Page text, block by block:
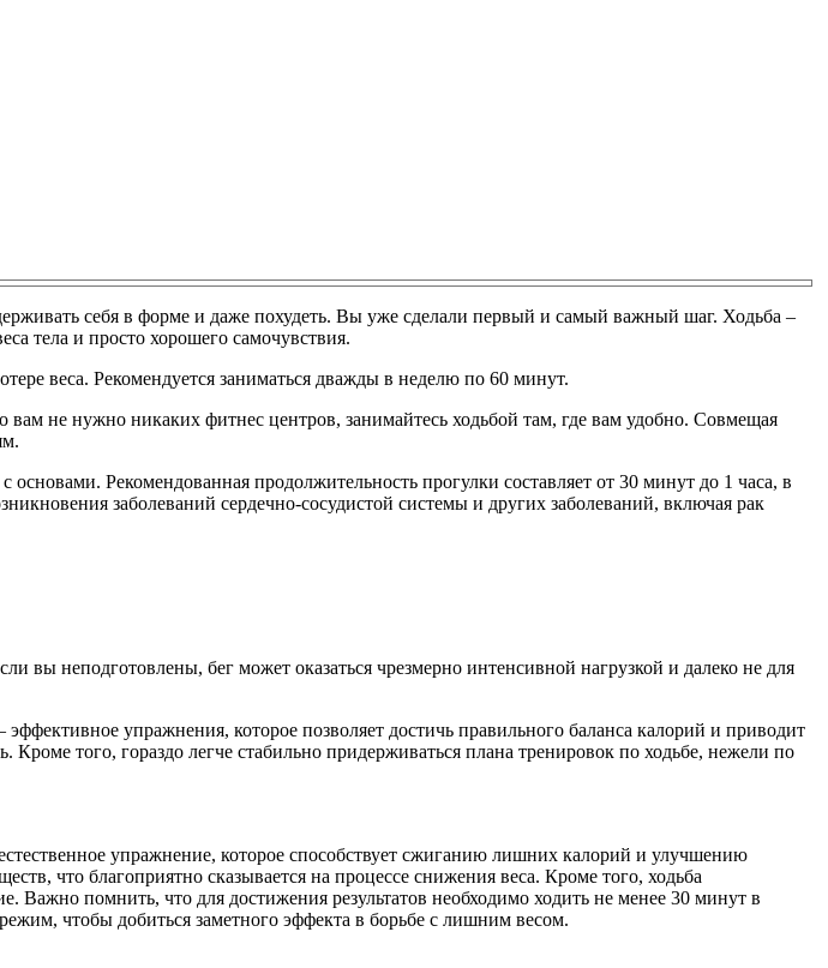
себя в форме и даже похудеть. Вы уже сделали первый и самый важный шаг. Ходьба –
тела и просто хорошего самочувствия.
веса. Рекомендуется заниматься дважды в неделю по 60 минут.
вам не нужно никаких фитнес центров, занимайтесь ходьбой там, где вам удобно. Совмещая
Рекомендованная продолжительность прогулки составляет от 30 минут до 1 часа, в
заболеваний сердечно-сосудистой системы и других заболеваний, включая рак
вы неподготовлены, бег может оказаться чрезмерно интенсивной нагрузкой и далеко не для
упражнения, которое позволяет достичь правильного баланса калорий и приводит
того, гораздо легче стабильно придерживаться плана тренировок по ходьбе, нежели по
упражнение, которое способствует сжиганию лишних калорий и улучшению
что благоприятно сказывается на процессе снижения веса. Кроме того, ходьба
Важно помнить, что для достижения результатов необходимо ходить не менее 30 минут в
чтобы добиться заметного эффекта в борьбе с лишним весом.